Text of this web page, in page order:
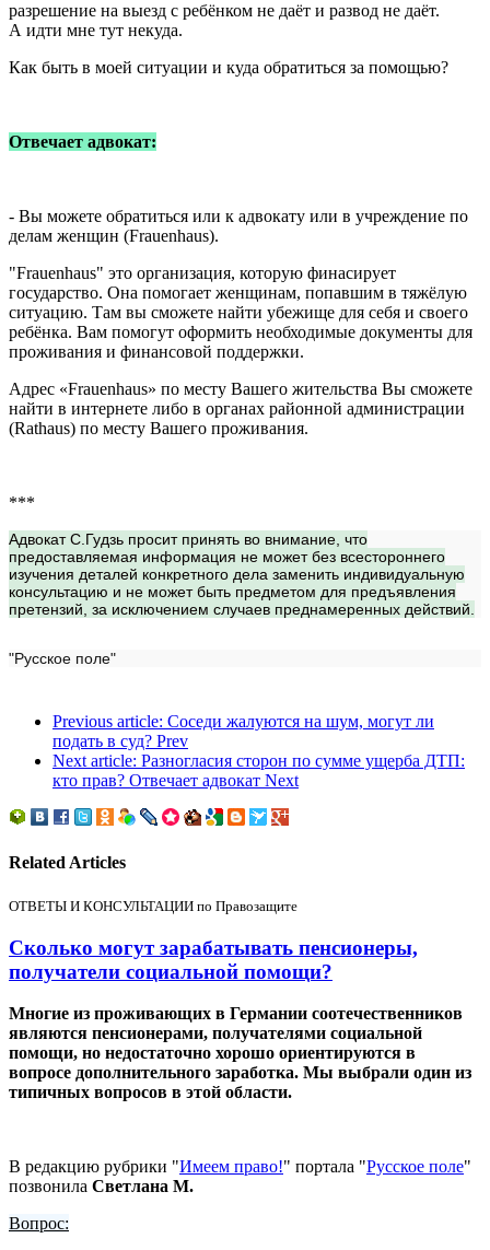
разрешение на выезд с ребёнком не даёт и развод не даёт.
А идти мне тут некуда.
Как быть в моей ситуации и куда обратиться за помощью?
Отвечает адвокат:
- Вы можете обратиться или к адвокату или в учреждение по
делам женщин (Frauenhaus).
"Frauenhaus" это организация, которую финасирует
государство. Она помогает женщинам, попавшим в тяжёлую
ситуацию. Там вы сможете найти убежище для себя и своего
ребёнка. Вам помогут оформить необходимые документы для
проживания и финансовой поддержки.
Адрес «Frauenhaus» по месту Вашего жительства Вы сможете
найти в интернете либо в органах районной администрации
(Rathaus) по месту Вашего проживания.
***
Адвокат С.Гудзь просит принять во внимание, что
предоставляемая информация не может без всестороннего
изучения деталей конкретного дела заменить индивидуальную
консультацию и не может быть предметом для предъявления
претензий, за исключением случаев преднамеренных действий.
"Русское поле"
Previous article: Соседи жалуются на шум, могут ли
подать в суд? Prev
Next article: Разногласия сторон по сумме ущерба ДТП:
кто прав? Отвечает адвокат Next
Related Articles
ОТВЕТЫ И КОНСУЛЬТАЦИИ по Правозащите
Сколько могут зарабатывать пенсионеры,
получатели социальной помощи?
Многие из проживающих в Германии соотечественников
являются пенсионерами, получателями социальной
помощи, но недостаточно хорошо ориентируются в
вопросе дополнительного заработка. Мы выбрали один из
типичных вопросов в этой области.
В редакцию рубрики "Имеем право!" портала "Русское поле"
позвонила Светлана М.
Вопрос: